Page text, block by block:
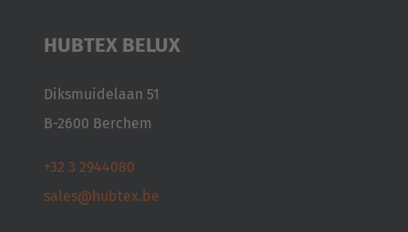
Platform
HUBTEX BELUX
Diksmuidelaan 51
B-2600 Berchem
+32 3 2944080
sales@hubtex.be